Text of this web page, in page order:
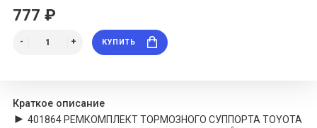
777 ₽
КУПИТЬ
Краткое описание
► 401864 РЕМКОМПЛЕКТ ТОРМОЗНОГО СУППОРТА TOYOTA